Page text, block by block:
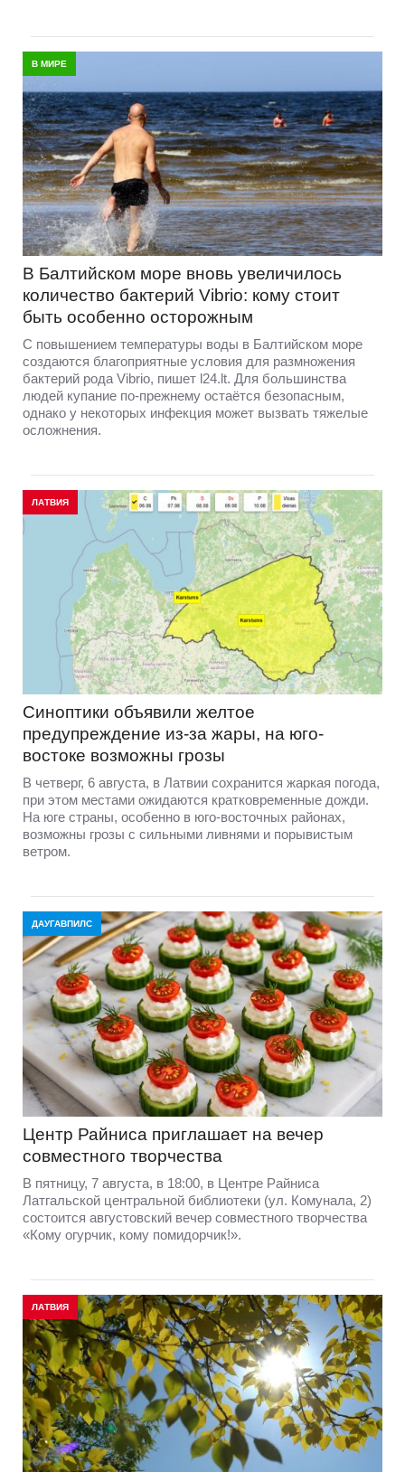
В МИРЕ
В Балтийском море вновь увеличилось
количество бактерий Vibrio: кому стоит
быть особенно осторожным
С повышением температуры воды в Балтийском море
создаются благоприятные условия для размножения
бактерий рода Vibrio, пишет l24.lt. Для большинства
людей купание по-прежнему остаётся безопасным,
однако у некоторых инфекция может вызвать тяжелые
осложнения.
ЛАТВИЯ
Синоптики объявили желтое
предупреждение из-за жары, на юго-
востоке возможны грозы
В четверг, 6 августа, в Латвии сохранится жаркая погода,
при этом местами ожидаются кратковременные дожди.
На юге страны, особенно в юго-восточных районах,
возможны грозы с сильными ливнями и порывистым
ветром.
ДАУГАВПИЛС
Центр Райниса приглашает на вечер
совместного творчества
В пятницу, 7 августа, в 18:00, в Центре Райниса
Латгальской центральной библиотеки (ул. Комунала, 2)
состоится августовский вечер совместного творчества
«Кому огурчик, кому помидорчик!».
ЛАТВИЯ